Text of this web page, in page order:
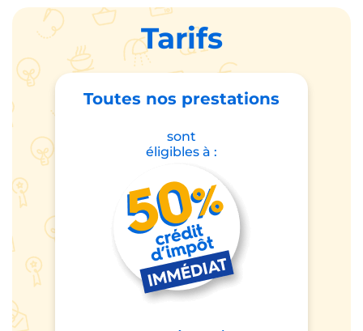
Tarifs
Toutes nos prestations
sont
éligibles à :